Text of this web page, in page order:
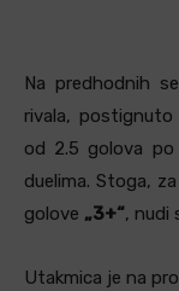
Na predhodnih
rivala,
od 2.5 golova
duelima. Stoga,
golove „3+“, nudi
Utakmica je na